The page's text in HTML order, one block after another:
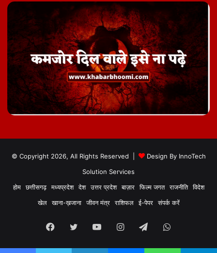
© Copyright 2026, All Rights Reserved | Design By InnoTech
Solution Services
होम
छत्तीसगढ़ मध्यप्रदेश देश उत्तर प्रदेश बाज़ार फिल्म जगत राजनीति
विदेश
खेल
खाना-ख़जाना जीवन मंत्र राशिफल ई-पेपर संपर्क करें
Facebook
TwitterYouTubeInstagram
TelegramWhatsApp